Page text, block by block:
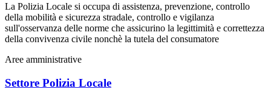
La Polizia Locale si occupa di assistenza, prevenzione, controllo
della mobilità e sicurezza stradale, controllo e vigilanza
sull'osservanza delle norme che assicurino la legittimità e correttezza
della convivenza civile nonchè la tutela del consumatore
Aree amministrative
Settore Polizia Locale